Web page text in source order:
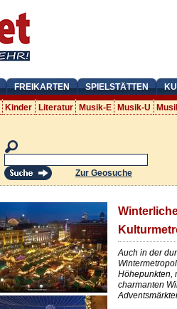
FREIKARTEN SPIELSTÄTTEN
Kinder Literatur Musik-E Musik-U
Zur Geosuche
Auch in der
Höhepunkten,
charmanten